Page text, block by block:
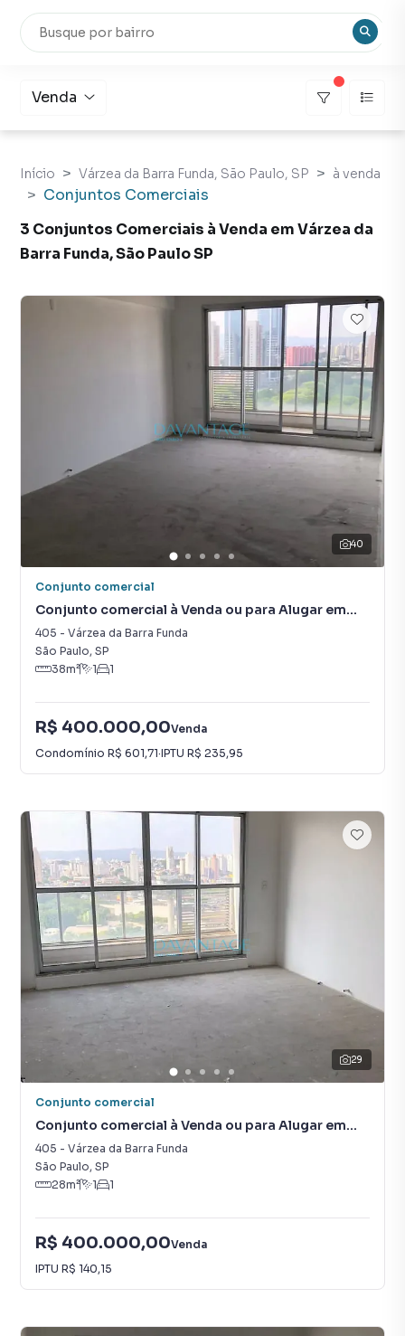
Venda
Início Várzea da Barra Funda, São Paulo, SP à venda
Conjuntos Comerciais
3 Conjuntos Comerciais à Venda em Várzea da
Barra Funda, São Paulo SP
40
Conjunto comercial
Conjunto comercial à Venda ou para Alugar em
Várzea da Barra Funda
405 - Várzea da Barra Funda
São Paulo, SP
38m² 1 1
R$ 400.000,00Venda
Condomínio R$ 601,71·IPTU R$ 235,95
29
Conjunto comercial
Conjunto comercial à Venda ou para Alugar em
Várzea da Barra Funda
405 - Várzea da Barra Funda
São Paulo, SP
28m² 1 1
R$ 400.000,00Venda
IPTU R$ 140,15